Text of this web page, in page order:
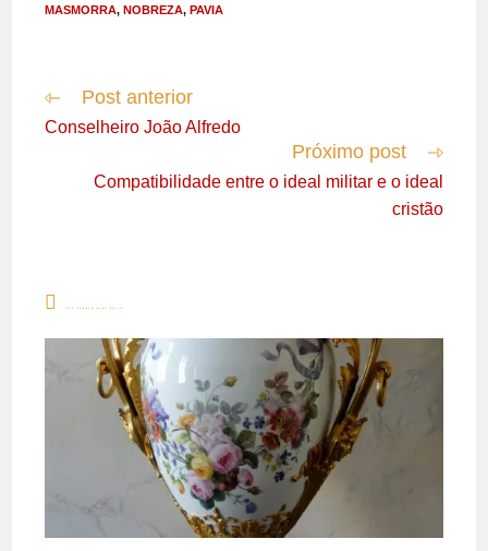
MASMORRA, NOBREZA, PAVIA
Leia
mais
artigos
Post anterior
Conselheiro João Alfredo
Próximo post
Compatibilidade entre o ideal militar e o ideal
cristão